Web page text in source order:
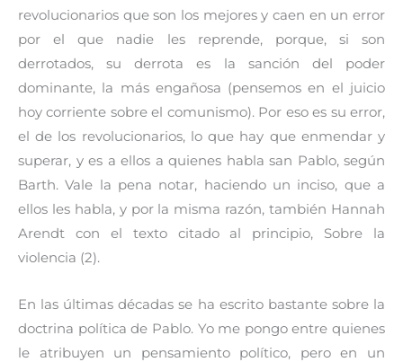
revolucionarios que son los mejores y caen en un error
por el que nadie les reprende, porque, si son
derrotados, su derrota es la sanción del poder
dominante, la más engañosa (pensemos en el juicio
hoy corriente sobre el comunismo). Por eso es su error,
el de los revolucionarios, lo que hay que enmendar y
superar, y es a ellos a quienes habla san Pablo, según
Barth. Vale la pena notar, haciendo un inciso, que a
ellos les habla, y por la misma razón, también Hannah
Arendt con el texto citado al principio, Sobre la
violencia (2).
En las últimas décadas se ha escrito bastante sobre la
doctrina política de Pablo. Yo me pongo entre quienes
le atribuyen un pensamiento político, pero en un